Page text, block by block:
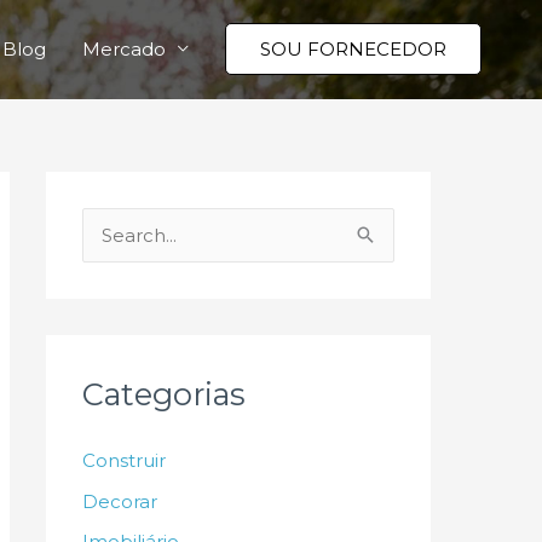
Blog Mercado SOU FORNECEDOR
e
i
r
Categorias
Construir
Decorar